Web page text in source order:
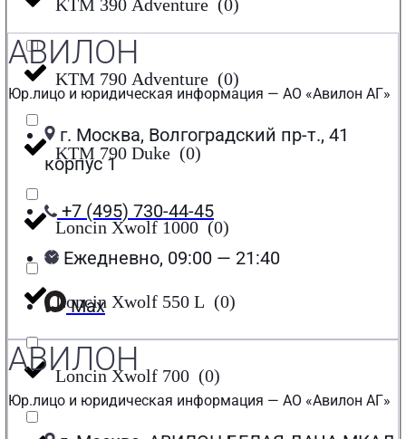
KTM 390 Adventure (0)
KTM 790 Adventure (0)
KTM 790 Duke (0)
Loncin Xwolf 1000 (0)
Loncin Xwolf 550 L (0)
Loncin Xwolf 700 (0)
АВИЛОН
Юр.лицо и юридическая информация — АО «Авилон АГ»
г. Москва, Волгоградский пр-т., 41
корпус 1
+7 (495) 730-44-45
Ежедневно, 09:00 — 21:40
Max
АВИЛОН
Юр.лицо и юридическая информация — АО «Авилон АГ»